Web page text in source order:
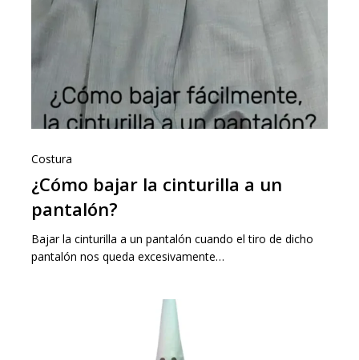
Costura
¿Cómo bajar la cinturilla a un
pantalón?
Bajar la cinturilla a un pantalón cuando el tiro de dicho
pantalón nos queda excesivamente…